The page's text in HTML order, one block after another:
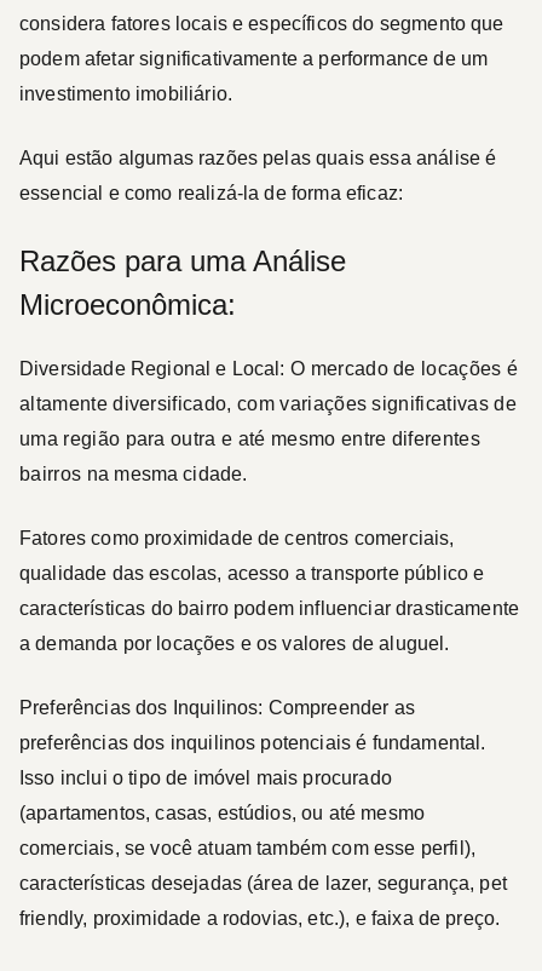
considera fatores locais e específicos do segmento que
podem afetar significativamente a performance de um
investimento imobiliário.
Aqui estão algumas razões pelas quais essa análise é
essencial e como realizá-la de forma eficaz:
Razões para uma Análise
Microeconômica:
Diversidade Regional e Local: O mercado de locações é
altamente diversificado, com variações significativas de
uma região para outra e até mesmo entre diferentes
bairros na mesma cidade.
Fatores como proximidade de centros comerciais,
qualidade das escolas, acesso a transporte público e
características do bairro podem influenciar drasticamente
a demanda por locações e os valores de aluguel.
Preferências dos Inquilinos: Compreender as
preferências dos inquilinos potenciais é fundamental.
Isso inclui o tipo de imóvel mais procurado
(apartamentos, casas, estúdios, ou até mesmo
comerciais, se você atuam também com esse perfil),
características desejadas (área de lazer, segurança, pet
friendly, proximidade a rodovias, etc.), e faixa de preço.